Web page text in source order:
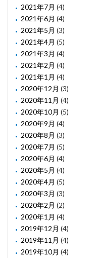
2021年7月 (4)
2021年6月 (4)
2021年5月 (3)
2021年4月 (5)
2021年3月 (4)
2021年2月 (4)
2021年1月 (4)
2020年12月 (3)
2020年11月 (4)
2020年10月 (5)
2020年9月 (4)
2020年8月 (3)
2020年7月 (5)
2020年6月 (4)
2020年5月 (4)
2020年4月 (5)
2020年3月 (3)
2020年2月 (2)
2020年1月 (4)
2019年12月 (4)
2019年11月 (4)
2019年10月 (4)